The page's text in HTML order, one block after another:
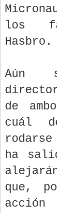
los
Hasbro.
Aún
de
cuál
ha
que,